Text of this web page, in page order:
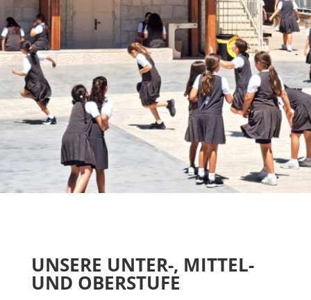
UNSERE UNTER-, MITTEL-
UND OBERSTUFE